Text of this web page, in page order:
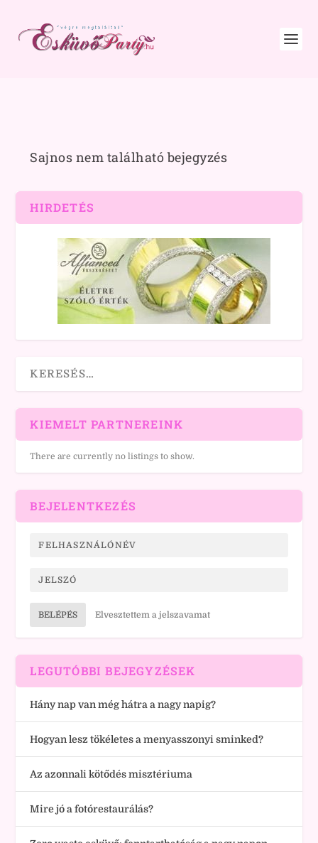
Sajnos nem található bejegyzés
HIRDETÉS
KIEMELT PARTNEREINK
There are currently no listings to show.
BEJELENTKEZÉS
BELÉPÉS Elvesztettem a jelszavamat
LEGUTÓBBI BEJEGYZÉSEK
Hány nap van még hátra a nagy napig?
Hogyan lesz tökéletes a menyasszonyi sminked?
Az azonnali kötődés misztériuma
Mire jó a fotórestaurálás?